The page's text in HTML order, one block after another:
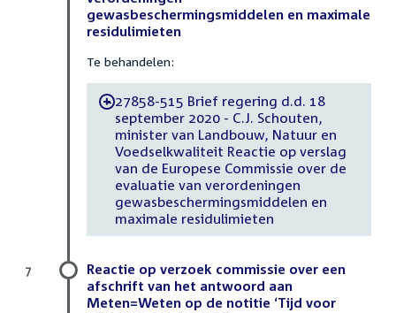
gewasbeschermingsmiddelen en maximale
residulimieten
Te behandelen:
-27858-515 Brief regering d.d. 18
september 2020 - C.J. Schouten,
minister van Landbouw, Natuur en
Voedselkwaliteit Reactie op verslag
van de Europese Commissie over de
evaluatie van verordeningen
gewasbeschermingsmiddelen en
maximale residulimieten
Reactie op verzoek commissie over een
afschrift van het antwoord aan
Meten=Weten op de notitie ‘Tijd voor
7